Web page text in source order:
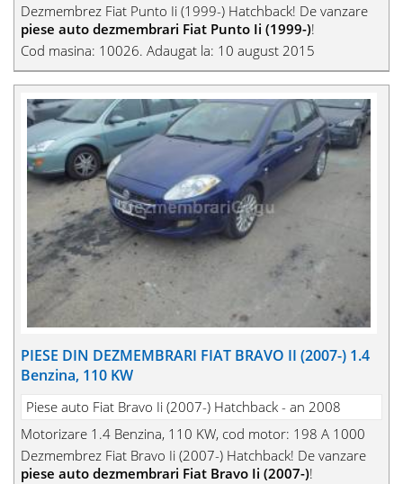
Dezmembrez Fiat Punto Ii (1999-) Hatchback! De vanzare
piese auto dezmembrari Fiat Punto Ii (1999-)!
Cod masina: 10026. Adaugat la: 10 august 2015
PIESE DIN DEZMEMBRARI FIAT BRAVO II (2007-) 1.4
Benzina, 110 KW
Piese auto Fiat Bravo Ii (2007-) Hatchback - an 2008
Motorizare 1.4 Benzina, 110 KW, cod motor: 198 A 1000
Dezmembrez Fiat Bravo Ii (2007-) Hatchback! De vanzare
piese auto dezmembrari Fiat Bravo Ii (2007-)!